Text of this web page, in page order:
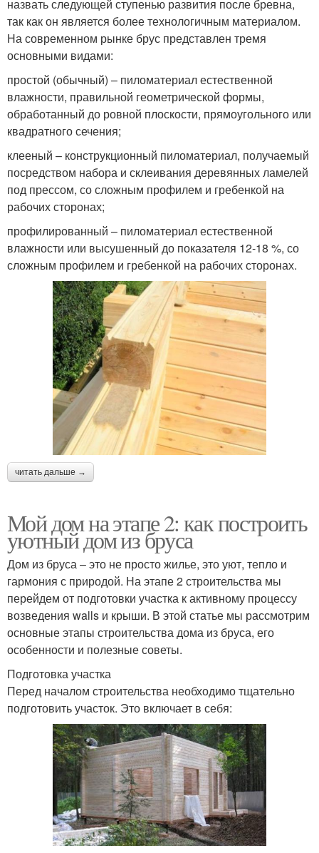
назвать следующей ступенью развития после бревна,
так как он является более технологичным материалом.
На современном рынке брус представлен тремя
основными видами:
простой (обычный) – пиломатериал естественной
влажности, правильной геометрической формы,
обработанный до ровной плоскости, прямоугольного или
квадратного сечения;
клееный – конструкционный пиломатериал, получаемый
посредством набора и склеивания деревянных ламелей
под прессом, со сложным профилем и гребенкой на
рабочих сторонах;
профилированный – пиломатериал естественной
влажности или высушенный до показателя 12-18 %, со
сложным профилем и гребенкой на рабочих сторонах.
читать дальше →
Мой дом на этапе 2: как построить
уютный дом из бруса
Дом из бруса – это не просто жилье, это уют, тепло и
гармония с природой. На этапе 2 строительства мы
перейдем от подготовки участка к активному процессу
возведения walls и крыши. В этой статье мы рассмотрим
основные этапы строительства дома из бруса, его
особенности и полезные советы.
Подготовка участка
Перед началом строительства необходимо тщательно
подготовить участок. Это включает в себя: